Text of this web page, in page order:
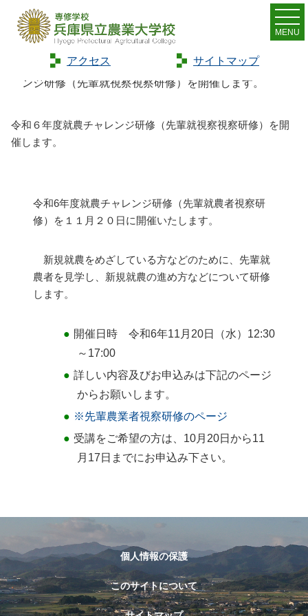
アクセス サイトマップ
MENU
Home> お知らせ>
令和６年度就農チャレ
ンジ研修（先輩就視察視察研修）を開催します。
令和６年度就農チャレンジ研修（先輩就視察視察研修）を開
催します。
令和6年度就農チャレンジ研修（先輩就農者視察研
修）を１１月２０日に開催いたします。
新規就農をめざしている方などのために、先輩就
農者を見学し、新規就農の進め方などについて研修
します。
開催日時 令和6年11月20日（水）12:30
～17:00
詳しい内容及びお申込みは下記のページ
からお願いします。
※先輩農業者視察研修のページ
受講をご希望の方は、10月20日から11
月17日までにお申込み下さい。
個人情報の保護
このサイトについて